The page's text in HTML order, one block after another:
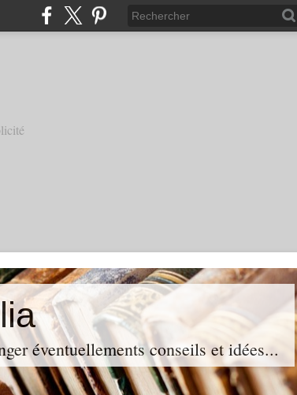
éventuellements conseils et idées...